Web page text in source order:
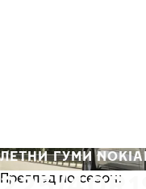
ЛЕТНИ ГУМИ
Преглед по сезон: